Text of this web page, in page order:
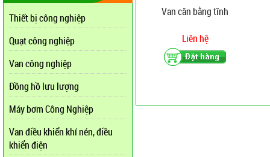
Thiết bị công nghiệp
Quạt công nghiệp
Van công nghiệp
Đồng hồ lưu lượng
Máy bơm Công Nghiệp
Van điều khiển khí nén, điều
khiển điện
Van cân bằng tĩnh
Liên hệ